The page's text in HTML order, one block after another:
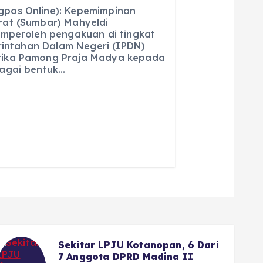
ai
l
a
re
Online): Kepemimpinan
(Sumbar) Mahyeldi
pengakuan di tingkat
Dalam Negeri (IPDN)
Pamong Praja Madya kepada
bentuk…
Wako Fadly Amran Siapkan
Reward Umrah bagi Pelajar